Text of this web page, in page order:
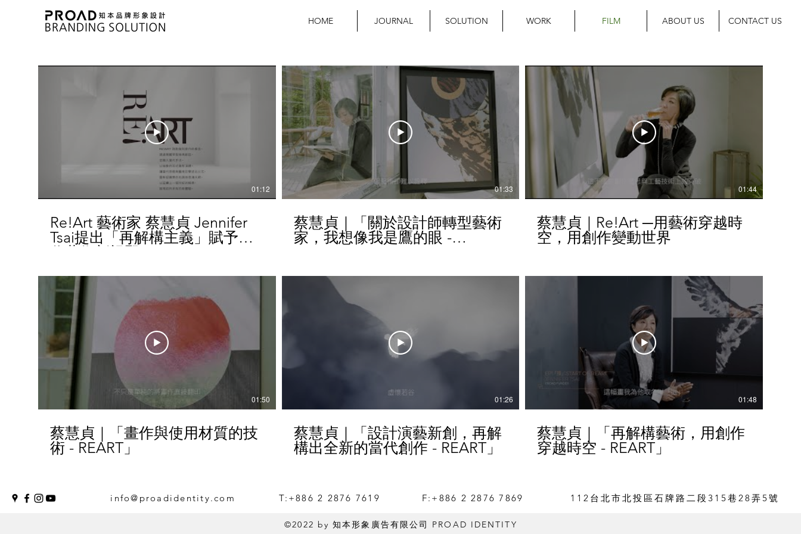
HOME JOURNAL SOLUTION WORK FILM ABOUT US CONTACT US
01:12
Re!Art 藝術家 蔡慧貞 Jennifer
Tsai提出「再解構主義」賦予當
代藝術新視野！
01:33
蔡慧貞｜「關於設計師轉型藝術
家，我想像我是鷹的眼 -
01:44
蔡慧貞｜Re!Art ─用藝術穿越時
空，用創作變動世界
01:50
蔡慧貞｜「畫作與使用材質的技
術 - REART」
01:26
蔡慧貞｜「設計演藝新創，再解
構出全新的當代創作 - REART」
01:48
蔡慧貞｜「再解構藝術，用創作
穿越時空 - REART」
info@proadidentity.com T:+886 2 2876 7619 F:+886 2 2876 7869 112 台北市北投區石牌路二段315巷 28弄5號
©2022 by 知本形象廣告有限公司 PROAD IDENTITY